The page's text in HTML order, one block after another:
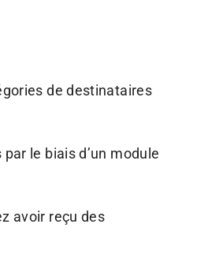
de destinataires
le biais d’un module
avoir reçu des